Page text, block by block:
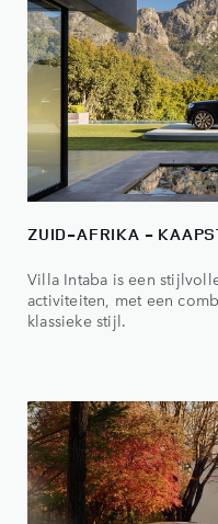
ZUID-AFRIKA -
Villa Intaba is een
activiteiten, met een
klassieke stijl.